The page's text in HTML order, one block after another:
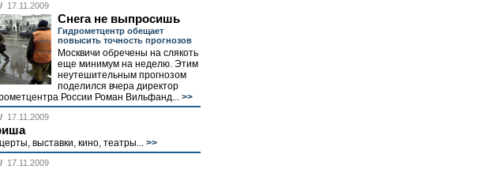
17.11.2009
Снега не выпросишь
Гидрометцентр обещает
повысить точность прогнозов
Москвичи обречены на слякоть
еще минимум на неделю. Этим
неутешительным прогнозом
поделился вчера директор
России Роман Вильфанд... >>
17.11.2009
выставки, кино, театры... >>
17.11.2009